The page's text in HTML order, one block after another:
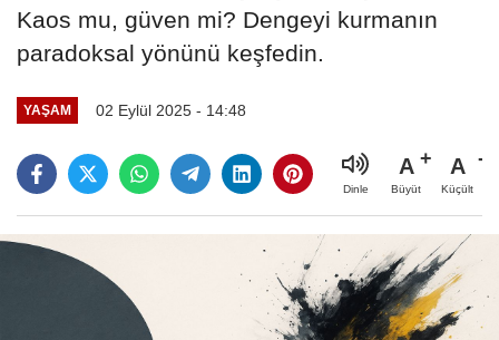
Kaos mu, güven mi? Dengeyi kurmanın
paradoksal yönünü keşfedin.
YAŞAM 02 Eylül 2025 - 14:48
Dinle
A
Büyüt
A
Küçült